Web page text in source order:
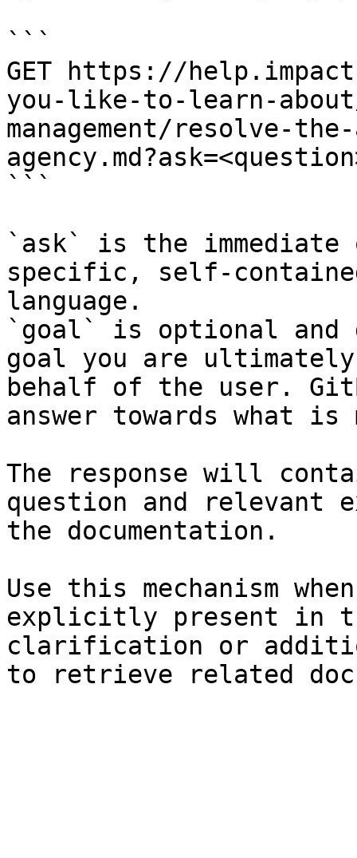
```
GET https://
you-like-to-learn-
management/resolve-
```
`ask` is the
specific, self-
language.
`goal` is optional and
goal you are
behalf of the user.
answer towards what
The response will
question and relevant
the documentation.
Use this mechanism
explicitly present in
clarification or